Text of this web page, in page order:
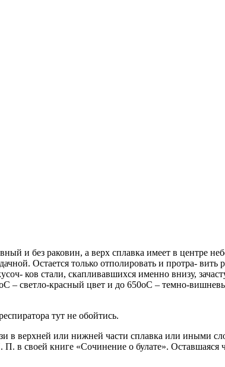
и без раковин, а верх сплавка имеет в центре
Остается только отполировать и протра- вить
ков стали, скапливавшихся именно внизу,
– светло-красный цвет и до 650оС – темно-
тут не обойтись.
в верхней или нижней части сплавка или иными
своей книге «Сочинение о булате». Оставшаяся